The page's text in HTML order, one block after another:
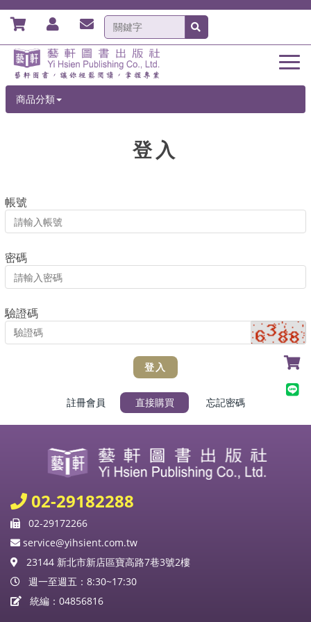
商品分類
登入
帳號
密碼
驗證碼
登入
註冊會員 忘記密碼
02-29182288
02-29172266
service@yihsient.com.tw
23144 新北市新店區寶高路7巷3號2樓
週一至週五：8:30~17:30
統編：04856816